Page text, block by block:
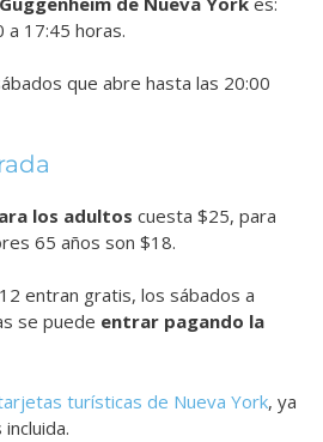
17:45 horas.
que abre hasta las 20:00
los adultos cuesta $25, para
65 años son $18.
entran gratis, los sábados a
se puede entrar pagando la
turísticas de Nueva York, ya